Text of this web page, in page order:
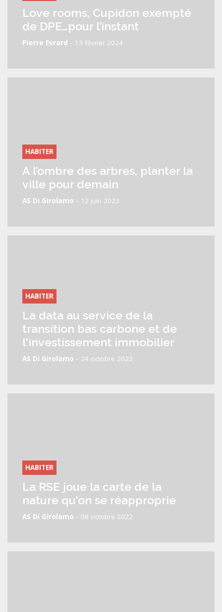
Love rooms, Cupidon exempté
de DPE…pour l’instant
Pierre Evrard - 13 février 2024
HABITER
A l’ombre des arbres, planter la
ville pour demain
AS Di Girolamo - 12 juin 2023
HABITER
La data au service de la
transition bas carbone et de
l'investissement immobilier
AS Di Girolamo - 24 octobre 2022
HABITER
La RSE joue la carte de la
nature qu'on se réapproprie
AS Di Girolamo - 08 octobre 2022